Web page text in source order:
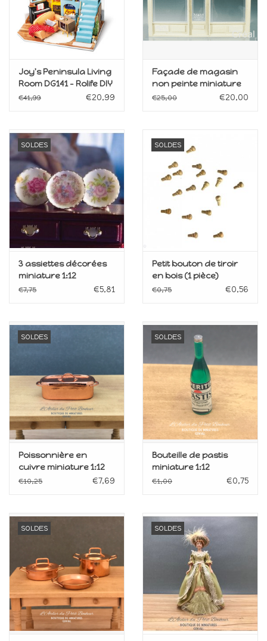
Joy's Peninsula Living
Room DG141 - Rolife DIY
Miniature Dollhouse
€41,99 €20,99
Façade de magasin
non peinte miniature
1:12
€25,00 €20,00
SOLDES
3 assiettes décorées
miniature 1:12
€7,75 €5,81
SOLDES
Petit bouton de tiroir
en bois (1 pièce)
miniature 1:12
€0,75 €0,56
SOLDES
Poissonnière en
cuivre miniature 1:12
€10,25 €7,69
SOLDES
Bouteille de pastis
miniature 1:12
€1,00 €0,75
SOLDES SOLDES